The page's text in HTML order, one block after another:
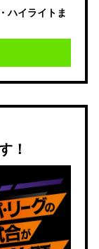
ハイライトま
！